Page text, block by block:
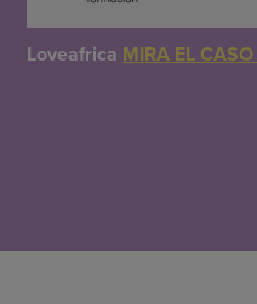
Loveafrica MIRA EL